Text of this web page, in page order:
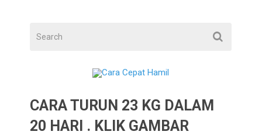
CARA TURUN 23 KG DALAM
20 HARI . KLIK GAMBAR